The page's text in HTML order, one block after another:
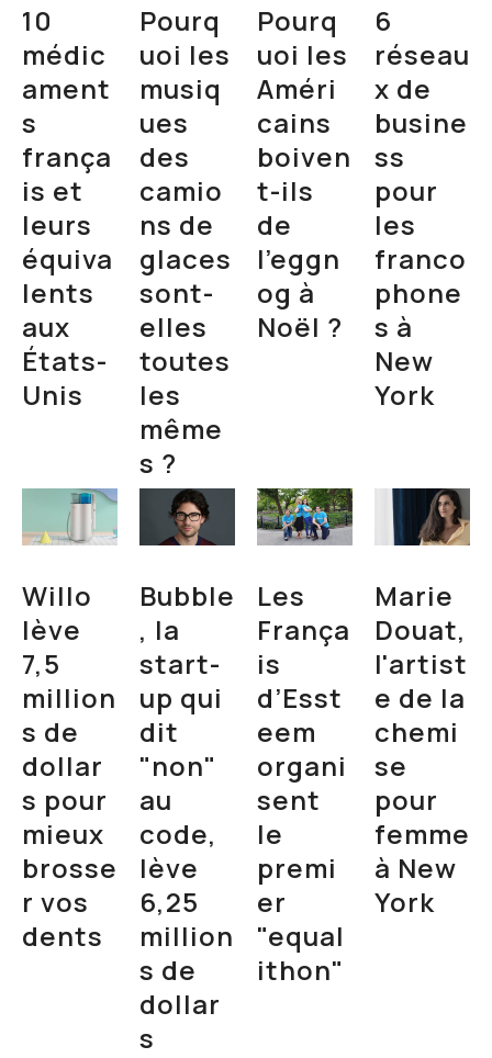
10
médic
ament
s
frança
is et
leurs
équiva
lents
aux
États-
Unis
Pourq
uoi les
musiq
ues
des
camio
ns de
glaces
sont-
elles
toutes
les
même
s ?
Pourq
uoi les
Améri
cains
boiven
t-ils
de
l’eggn
og à
Noël ?
6
réseau
x de
busine
ss
pour
les
franco
phone
s à
New
York
Willo
lève
7,5
million
s de
dollar
s pour
mieux
brosse
r vos
dents
Bubble
, la
start-
up qui
dit
"non"
au
code,
lève
6,25
million
s de
dollar
s
Les
França
is
d’Esst
eem
organi
sent
le
premi
er
"equal
ithon"
Marie
Douat,
l'artist
e de la
chemi
se
pour
femme
à New
York